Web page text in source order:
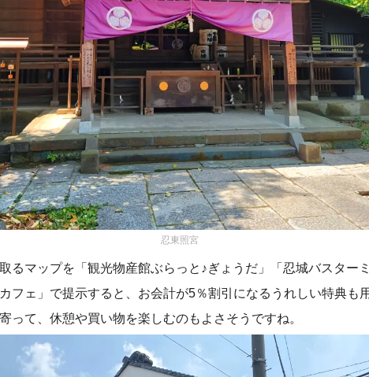
忍東照宮
るマップを「観光物産館ぶらっと♪ぎょうだ」「忍城バスター
フェ」で提示すると、お会計が5％割引になるうれしい特典も
って、休憩や買い物を楽しむのもよさそうですね。